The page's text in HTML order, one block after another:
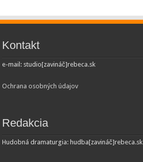
Kontakt
e-mail: studio[zavináč]rebeca.sk
Ochrana osobných údajov
Redakcia
Hudobná dramaturgia: hudba[zavináč]rebeca.sk